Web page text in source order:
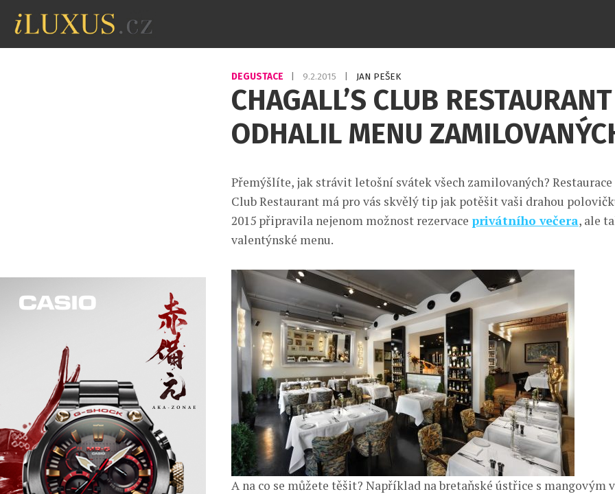
DEGUSTACE 9.2.2015 JAN PEŠEK
CHAGALL’S CLUB RESTAURANT
ODHALIL MENU
Přemýšlíte, jak strávit letošní svátek všech zamilovaných? Restaurace
Club Restaurant má pro vás skvělý tip jak potěšit vaši drahou
2015 připravila nejenom možnost rezervace privátního večera, ale
valentýnské menu.
A na co se můžete těšit? Například na bretaňské ústřice s mangovým